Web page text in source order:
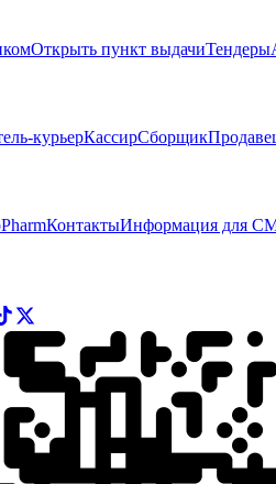
Открыть пункт выдачиТендеры
курьерКассирСборщик
КонтактыИнформация для